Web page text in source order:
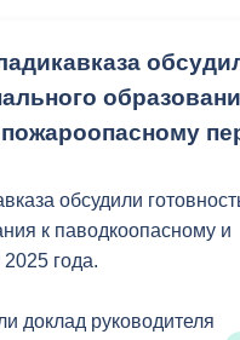
обсудили
к паводкоопасному и
года.
доклад руководителя